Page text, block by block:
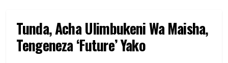
Tunda, Acha Ulimbukeni Wa Maisha,
Tengeneza ‘Future’ Yako